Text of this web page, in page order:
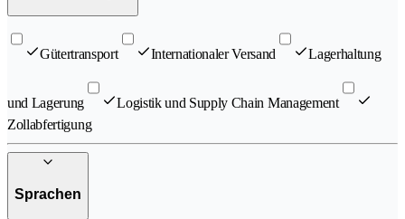
Gütertransport Internationaler Versand Lagerhaltung
und Lagerung
Logistik und Supply Chain Management
Zollabfertigung
Sprachen